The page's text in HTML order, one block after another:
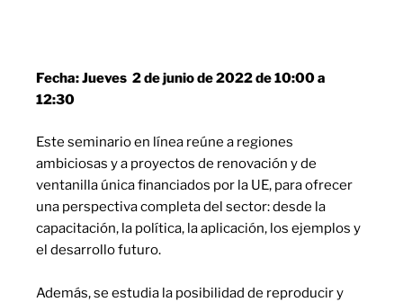
Fecha: Jueves 2 de junio de 2022 de 10:00 a
12:30
Este seminario en línea reúne a regiones
ambiciosas y a proyectos de renovación y de
ventanilla única financiados por la UE, para ofrecer
una perspectiva completa del sector: desde la
capacitación, la política, la aplicación, los ejemplos y
el desarrollo futuro.
Además, se estudia la posibilidad de reproducir y